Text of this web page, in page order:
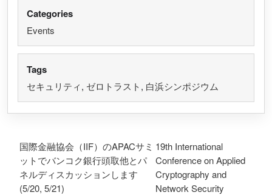
Categories
Events
Tags
セキュリティ, ゼロトラスト, 白浜シンポジウム
投稿ナビゲーション
国際金融協会（IIF）のAPACサミ
ットでバンコク銀行頭取他とパ
ネルディスカッションします
(5/20, 5/21)
19th International
Conference on Applied
Cryptography and
Network Security